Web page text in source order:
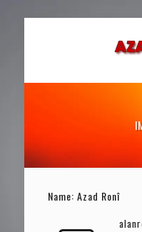
Name: Azad Ronî